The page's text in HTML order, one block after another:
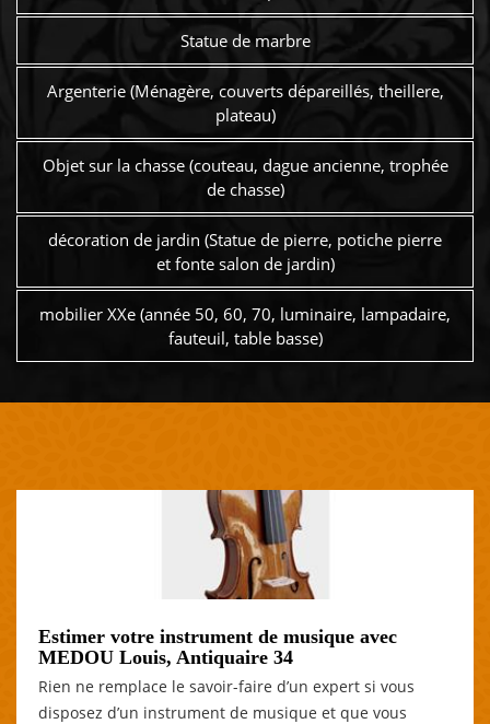
Statue de marbre
Argenterie (Ménagère, couverts dépareillés, theillere,
plateau)
Objet sur la chasse (couteau, dague ancienne, trophée
de chasse)
décoration de jardin (Statue de pierre, potiche pierre
et fonte salon de jardin)
mobilier XXe (année 50, 60, 70, luminaire, lampadaire,
fauteuil, table basse)
Estimer votre instrument de musique avec
MEDOU Louis, Antiquaire 34
Rien ne remplace le savoir-faire d’un expert si vous
disposez d’un instrument de musique et que vous